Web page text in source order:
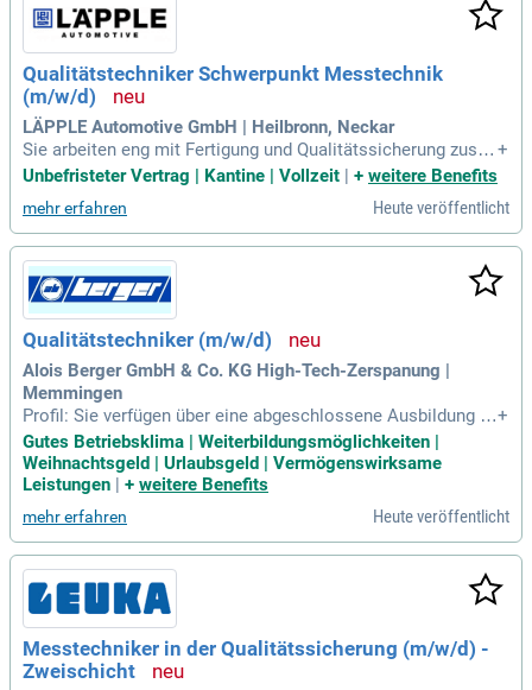
Geschick erforderlich. Teamfähigkeit und eine selbständige
Arbeitsweise sind ebenfalls wichtig. Wir bieten Ihnen eine la
ngfristig gesicherte Perspektive mit der Möglichkeit auf Übe
rnahme und tariflichen Zulagen. Nutzen Sie diese Chance fü
r eine abwechslungsreiche Tätigkeit in Ihrer Nähe!
Qualitätstechniker Schwerpunkt Messtechnik
(m/w/d)
LÄPPLE Automotive GmbH | Heilbronn, Neckar
Sie arbeiten eng mit Fertigung und Qualitätssicherung zusa
mmen, analysieren Fehlerursachen und initiieren Maßnahme
n zur Prozessverbesserung. Sie unterstützen bei der Einführ
ung neuer Messverfahren und bei Prüfmittelfreigaben.
+
Unbefristeter Vertrag | Kantine | Vollzeit | + weitere Benefits
mehr erfahren Heute veröffentlicht
Qualitätstechniker (m/w/d)
Alois Berger GmbH & Co. KG High-Tech-Zerspanung |
Memmingen
Profil: Sie verfügen über eine abgeschlossene Ausbildung i
m Metallbereich sowie idealerweise über erste Berufserfahr
ung im Qualitätswesen. Eine Weiterbildung zum Meister ode
r Techniker qualifiziert Sie zusätzlich.
+
Gutes Betriebsklima | Weiterbildungsmöglichkeiten |
Weihnachtsgeld | Urlaubsgeld | Vermögenswirksame
Leistungen
+ weitere Benefits
mehr erfahren Heute veröffentlicht
Messtechniker in der Qualitätssicherung (m/w/d) -
Zweischicht